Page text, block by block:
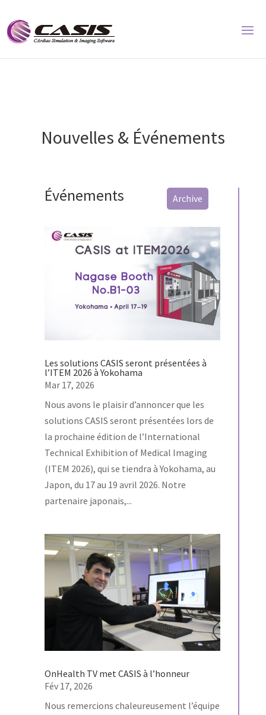
Nouvelles & Événements
Événements Archive
Les solutions CASIS seront présentées à
l’ITEM 2026 à Yokohama
Mar 17, 2026
Nous avons le plaisir d’annoncer que les
solutions CASIS seront présentées lors de
la prochaine édition de l’International
Technical Exhibition of Medical Imaging
(ITEM 2026), qui se tiendra à Yokohama, au
Japon, du 17 au 19 avril 2026. Notre
partenaire japonais,...
OnHealth TV met CASIS à l’honneur
Fév 17, 2026
Nous remercions chaleureusement l’équipe